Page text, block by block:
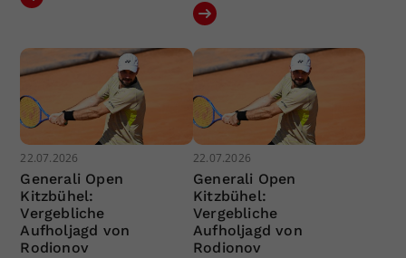
22.07.2026
Generali Open
Kitzbühel:
Vergebliche
Aufholjagd von
Rodionov
22.07.2026
Generali Open
Kitzbühel:
Vergebliche
Aufholjagd von
Rodionov